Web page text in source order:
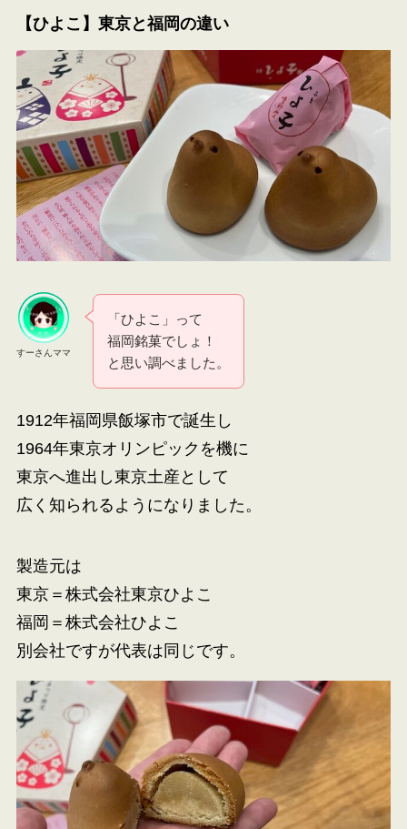
【ひよこ】東京と福岡の違い
すーさんママ
「ひよこ」って
福岡銘菓でしょ！
と思い調べました。
1912年福岡県飯塚市で誕生し
1964年東京オリンピックを機に
東京へ進出し東京土産として
広く知られるようになりました。
製造元は
東京＝株式会社東京ひよこ
福岡＝株式会社ひよこ
別会社ですが代表は同じです。